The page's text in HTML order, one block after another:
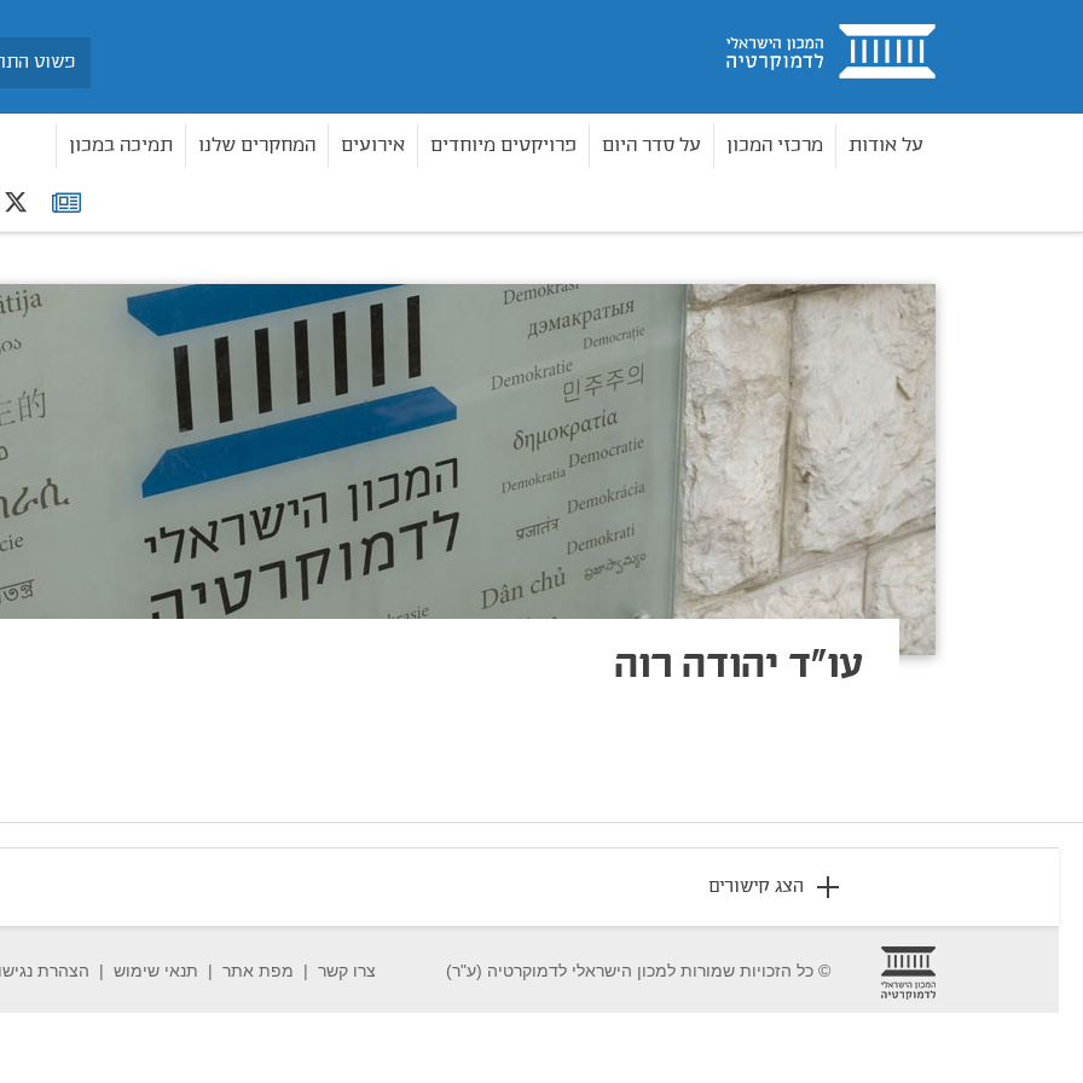
בית
על אודות מרכזי המכון על סדר היום פרויקטים מיוחדים אירועים המחקרים שלנו תמיכה במכון
רשימת
תפוצה
עו"ד יהודה רוה
footer
הצג קישורים
© כל הזכויות שמורות למכון הישראלי לדמוקרטיה (ע"ר) צרו קשר מפת אתר תנאי שימוש הצהרת